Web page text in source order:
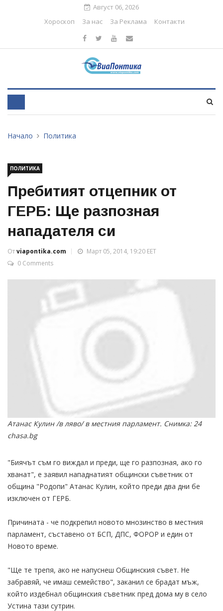
Август 06, 2026
Хороскоп
За нас За Реклама Контакти
Начало Политика
ПОЛИТИКА
Пребитият отцепник от
ГЕРБ: Ще разпозная
нападателя си
Отviapontika.com
Март 05, 2014, 19:20 EET
0 Comments
Атанас Кулин /в ляво/ в местния парламент. Снимка: 24
chasa.bg
"Биячът съм го виждал и преди, ще го разпозная, ако го
хванат", е заявил нападнатият общински съветник от
община "Родопи" Атанас Кулин, който преди два дни бе
изключен от ГЕРБ.
Причината - че подкрепил новото мнозинство в местния
парламент, съставено от БСП, ДПС, ФОРОР и един от
Новото време.
"Ще те трепя, ако не напуснеш Общинския съвет. Не
забравяй, че имаш семейство", заканил се брадат мъж,
който издебнал общинския съветник пред дома му в село
Устина тази сутрин.